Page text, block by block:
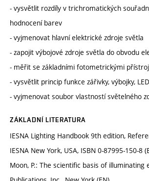
- vysvětlit rozdíly v trichromatických
hodnocení barev
- vyjmenovat hlavní elektrické zdroje světla
- zapojit výbojové zdroje světla do obvodu
- měřit se základními fotometrickými
- vysvětlit princip funkce zářivky, výbojky,
- vyjmenovat soubor vlastností světelného
ZÁKLADNÍ LITERATURA
IESNA Lighting Handbook 9th edition,
IESNA New York, USA, ISBN 0-87995-150-8
Moon, P.: The scientific basis of illuminating